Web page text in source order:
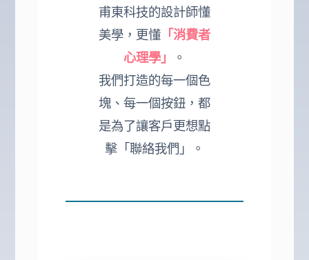
甫東科技的設計師懂
美學，更懂 「消費者
心理學」
。
我們打造的每一個色
塊、每一個按鈕，都
是為了讓客戶更想點
擊「聯絡我們」。